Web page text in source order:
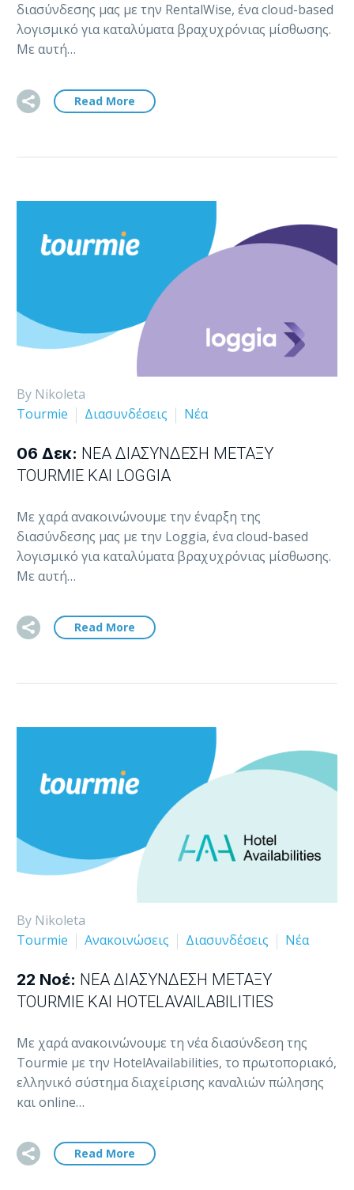
διασύνδεσης μας με την RentalWise, ένα cloud-based
λογισμικό για καταλύματα βραχυχρόνιας μίσθωσης.
Με αυτή…
Read More
By Nikoleta
Tourmie
Διασυνδέσεις Νέα
06 Δεκ: ΝΈΑ ΔΙΑΣΎΝΔΕΣΗ ΜΕΤΑΞΎ
TOURMIE ΚΑΙ LOGGIA
Με χαρά ανακοινώνουμε την έναρξη της
διασύνδεσης μας με την Loggia, ένα cloud-based
λογισμικό για καταλύματα βραχυχρόνιας μίσθωσης.
Με αυτή…
Read More
By Nikoleta
Tourmie
Ανακοινώσεις Διασυνδέσεις Νέα
22 Νοέ: ΝΈΑ ΔΙΑΣΎΝΔΕΣΗ ΜΕΤΑΞΎ
TOURMIE ΚΑΙ HOTELAVAILABILITIES
Με χαρά ανακοινώνουμε τη νέα διασύνδεση της
Tourmie με την HotelAvailabilities, το πρωτοποριακό,
ελληνικό σύστημα διαχείρισης καναλιών πώλησης
και online…
Read More